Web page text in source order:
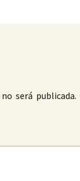
será publicada.